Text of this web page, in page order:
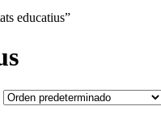
educatius”